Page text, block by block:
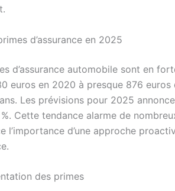
d’assurance en 2025
d’assurance automobile sont en
euros en 2020 à presque 876 euros
Les prévisions pour 2025
Cette tendance alarme de
l’importance d’une approche
des primes